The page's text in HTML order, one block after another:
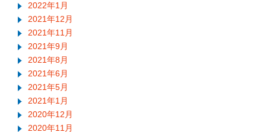
2022年1月
2021年12月
2021年11月
2021年9月
2021年8月
2021年6月
2021年5月
2021年1月
2020年12月
2020年11月